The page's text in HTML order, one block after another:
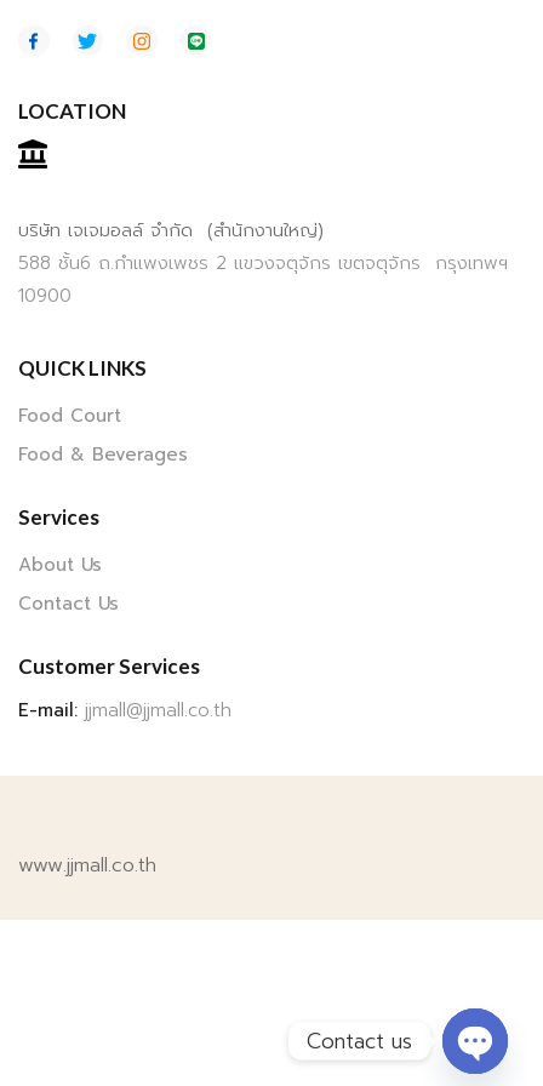
LOCATION
บริษัท เจเจมอลล์ จำกัด (สำนักงานใหญ่)
588 ชั้น6 ถ.กำแพงเพชร 2 แขวงจตุจักร เขตจตุจักร กรุงเทพฯ
10900
QUICK LINKS
Food Court
Food & Beverages
Services
About Us
Contact Us
Customer Services
E-mail: jjmall@jjmall.co.th
www.jjmall.co.th
Contact us